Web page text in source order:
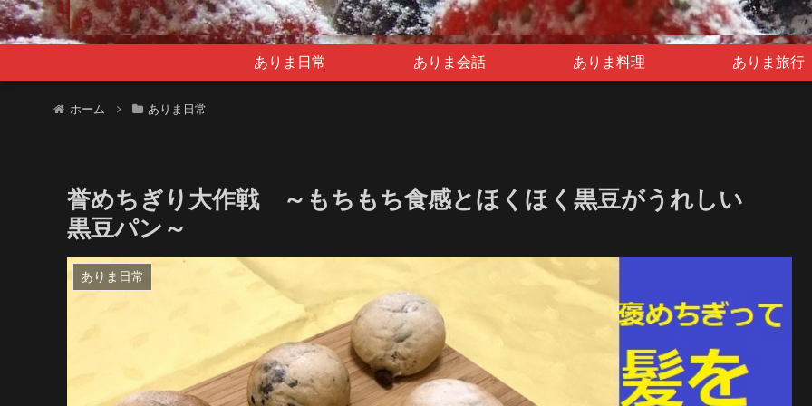
ありま日常 ありま会話 ありま料理 ありま旅行
ホーム ありま日常
誉めちぎり大作戦 ～もちもち食感とほくほく黒豆がうれしい
黒豆パン～
ありま日常